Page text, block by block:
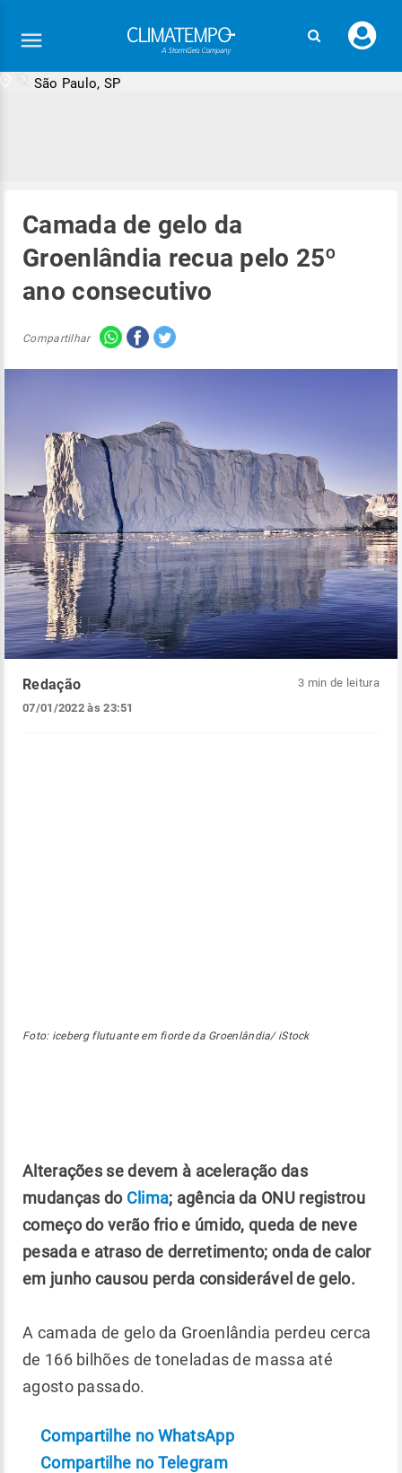
seu
São Paulo, SP
Camada de gelo da
Groenlândia recua pelo 25º
ano consecutivo
Compartilhar
Redação
07/01/2022 às 23:51
3 min de leitura
Foto: iceberg flutuante em fiorde da Groenlândia/ iStock
Alterações se devem à aceleração das
mudanças do Clima; agência da ONU registrou
começo do verão frio e úmido, queda de neve
pesada e atraso de derretimento; onda de calor
em junho causou perda considerável de gelo.
A camada de gelo da Groenlândia perdeu cerca
de 166 bilhões de toneladas de massa até
agosto passado.
Compartilhe no WhatsApp
Compartilhe no Telegram